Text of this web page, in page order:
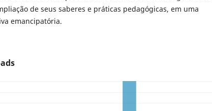
de seus saberes e práticas pedagógicas, em uma
emancipatória.